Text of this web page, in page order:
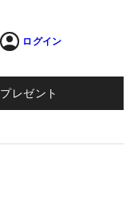
ログイン
プレゼント